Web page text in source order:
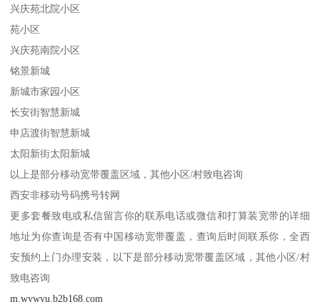
兴庆苑北院小区
苑小区
兴庆苑南院小区
铭景新城
新城市家园小区
长安街智慧新城
申店渡街智慧新城
太阳新街太阳新城
以上是部分移动宽带覆盖区域，其他小区/村致电咨询
西安非移动号码携号转网
更多套餐致电或私信留言你的联系电话或微信和打算装宽带的详细
地址为你查询是否有中国移动宽带覆盖，查询后时间联系你，全西
安预约上门办理安装，以下是部分移动宽带覆盖区域，其他小区/村
致电咨询
m.wywyu.b2b168.com